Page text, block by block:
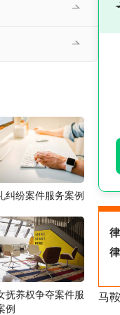
马
纠纷案件服务案例
抚养权争夺案件服
例